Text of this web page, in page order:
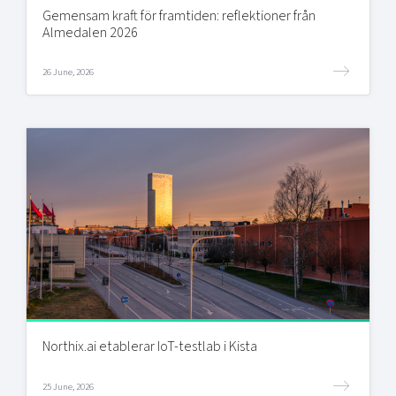
Gemensam kraft för framtiden: reflektioner från
Almedalen 2026
26 June, 2026
Northix.ai etablerar IoT-testlab i Kista
25 June, 2026